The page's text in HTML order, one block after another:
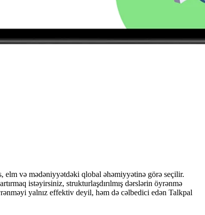
elm və mədəniyyətdəki qlobal əhəmiyyətinə görə seçilir.
istəyirsiniz, strukturlaşdırılmış dərslərin öyrənmə
yalnız effektiv deyil, həm də cəlbedici edən Talkpal